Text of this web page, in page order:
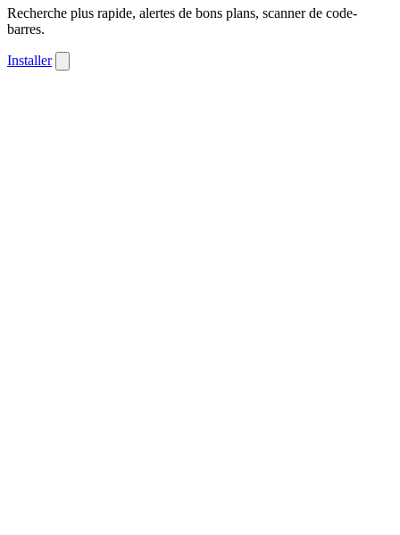
Recherche plus rapide, alertes de bons plans, scanner de code-
barres.
Installer